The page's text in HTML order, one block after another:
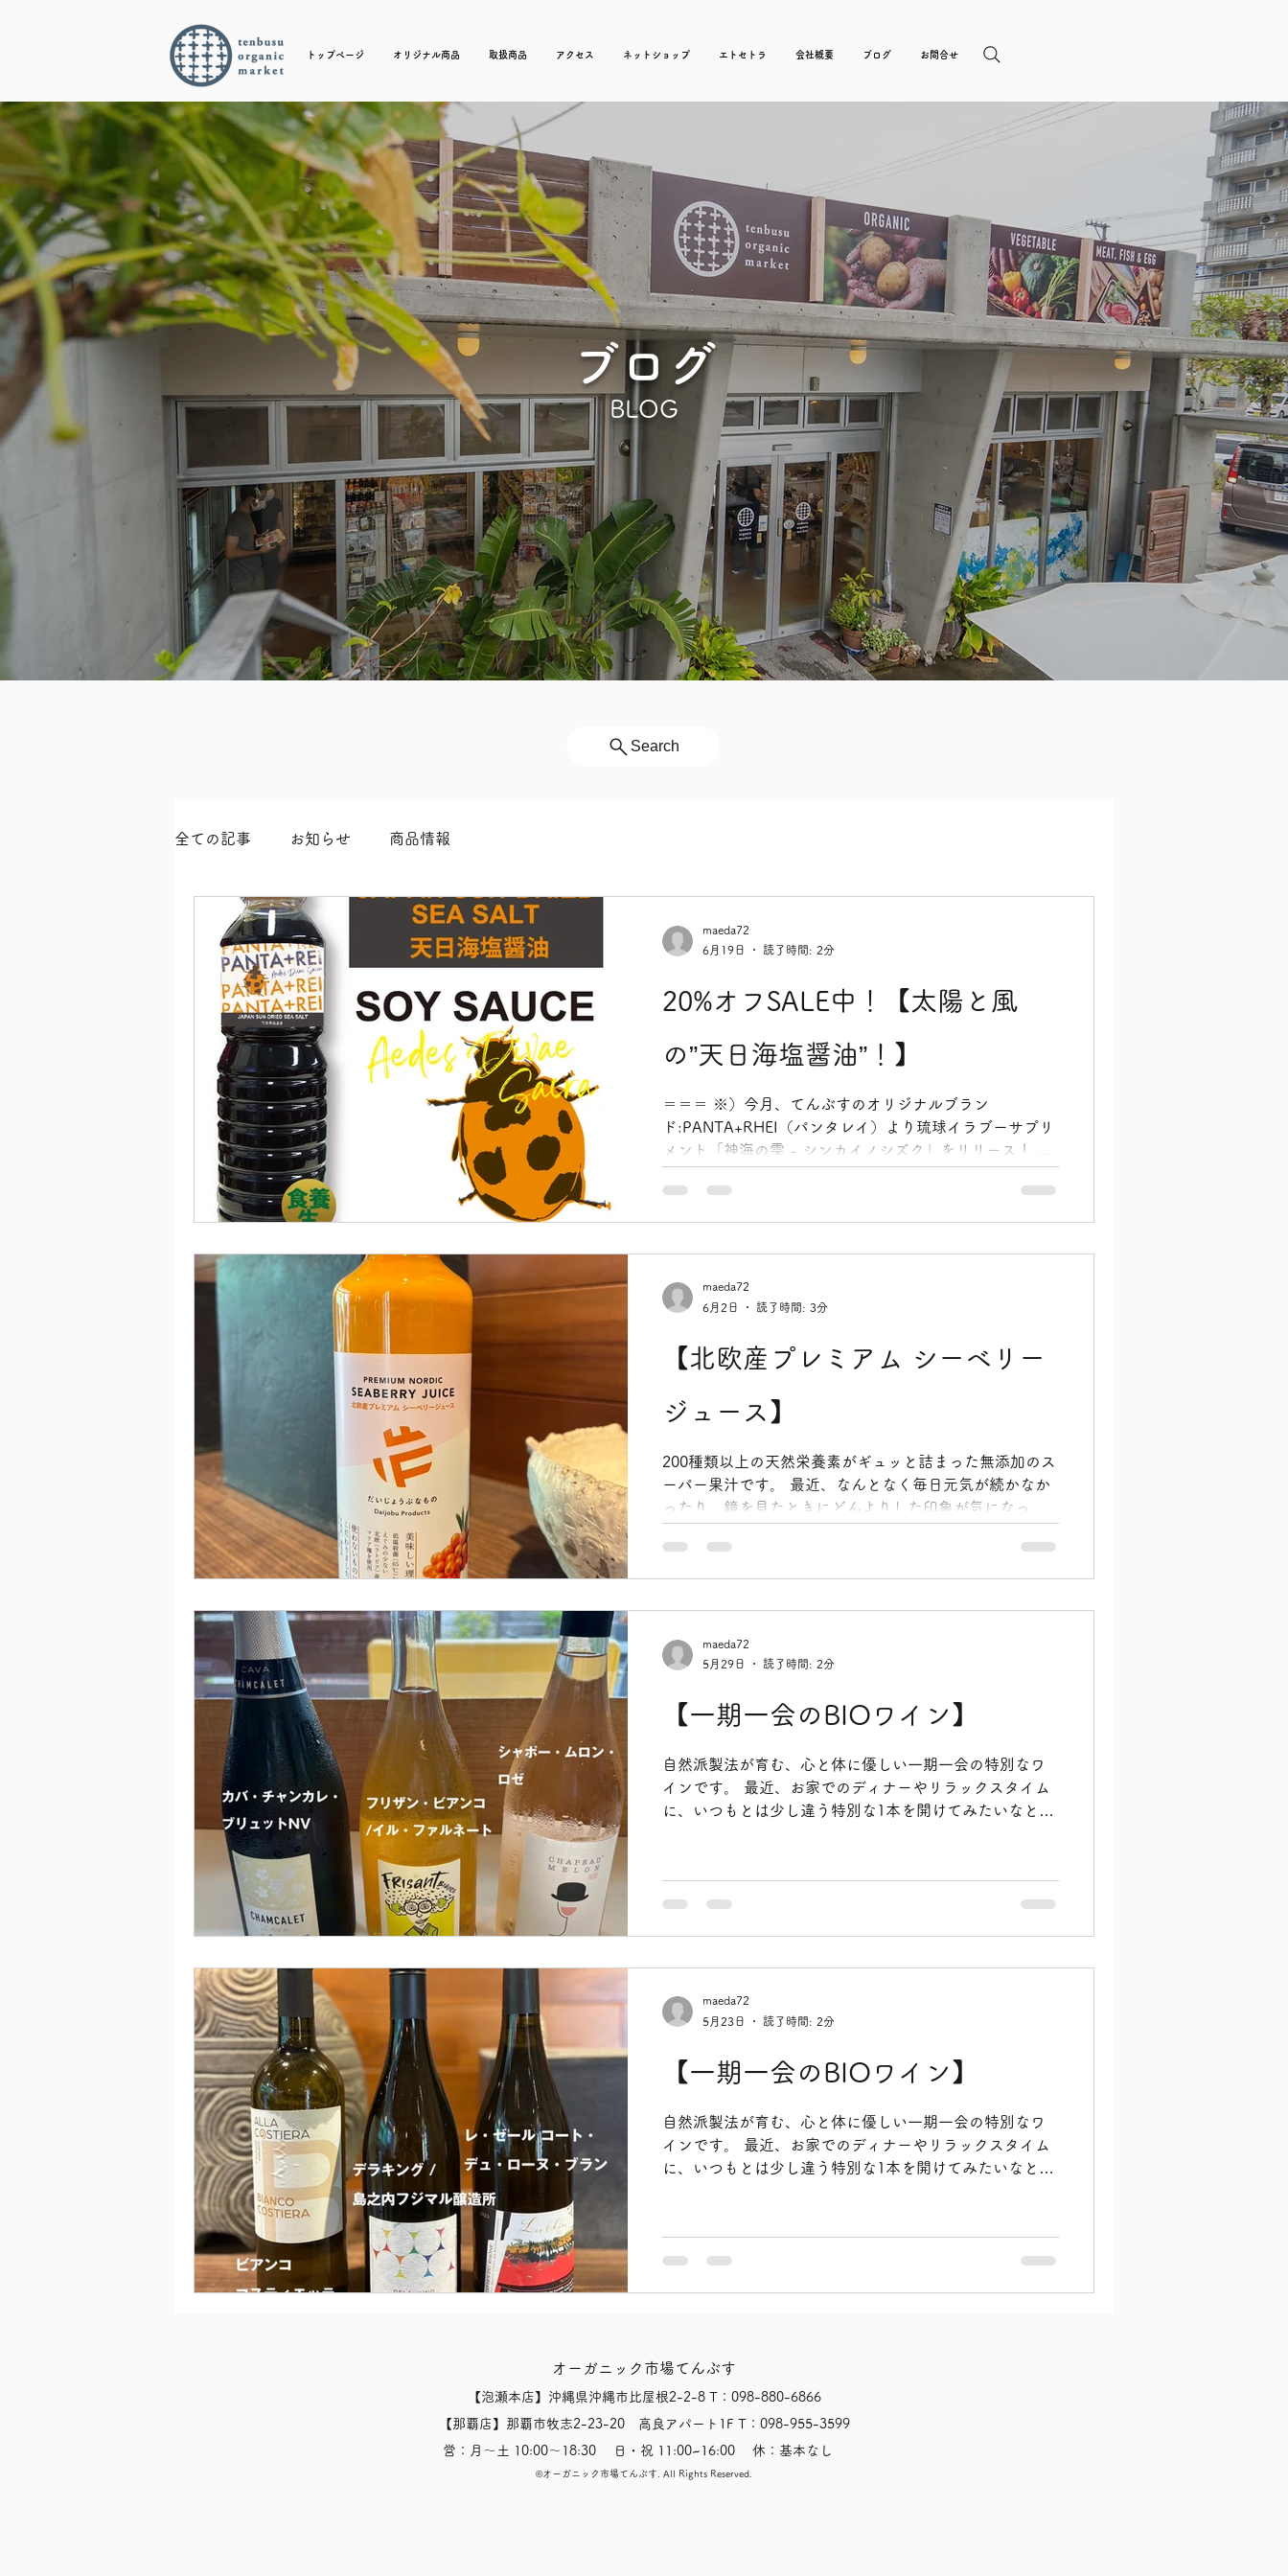
トップページ オリジナル商品 取扱商品 アクセス ネットショップ エトセトラ 会社概要 ブログ お問合せ
​ブログ
BLOG
Search
全ての記事 お知らせ 商品情報
20%オフSALE中！【太陽と風
の”天日海塩醤油”！】
＝＝＝ ※）今月、てんぶすのオリジナルブラン
ド:PANTA+RHEI（パンタレイ）より琉球イラブーサプリ
メント「神海の雫 - シンカイノシズク」をリリース！ そ
で、PANTA+RHEI全アイテムを20％オフで提供しており
ます！！！ ＝＝＝ 太陽と風、そして海の恵みだけで生ま
りすることはありませんか。 毎日使うお醤油だからこ
そ、ただ塩辛いだけではなく、素材の味をそっと引き立
な思いを込めてお届けしたいのが、私たちのオリジナル
しい海水をくみ上げ、火を一切使わずに太陽と風の力だ
けでじっくりと乾燥させた、とても貴重な天日塩を贅沢
いるからでしょうか。 一口なめてみると、驚くほどまろ
やかで、深い旨みと優しさが口いっぱいに広がります。
maeda72
6月19日
読了時間: 2分
【北欧産プレミアム シーベリー
ジュース】
200種類以上の天然栄養素がギュッと詰まった無添加のス
ーパー果汁です。 最近、なんとなく毎日元気が続かなか
ったり、鏡を見たときにどんよりした印象が気になった
ろなサプリメントを試してみたいけれど、できることな
ら自然の力だけで毎日のキレイと元気を丸ごとサポート
す。 マイナス40度にもなる極寒の過酷な環境でたくまし
く育った、オーガニックのシーベリーという果実を100パ
には、ビタミンやアミノ酸、そして私たちの体にとって
素が自然のバランスのまま含まれています。 その驚くべ
き生命力の強さから、昔から大切な精気を養う果実とし
て重宝され、現代でも宇宙食として使われているほどな
maeda72
6月2日
読了時間: 3分
【一期一会のBIOワイン】
自然派製法が育む、心と体に優しい一期一会の特別なワ
インです。 最近、お家でのディナーやリラックスタイム
に、いつもとは少し違う特別な1本を開けてみたいなと感
優しくて自然なお味のものをゆっくり味わいたいですよ
ね。 そんな皆様にワクワクしながらお届けしたいのが、
に特別で貴重な入荷になりました。 大自然の力をそのま
ま活かして作られるワインだからこそ、その時その場所
でしか出会えない奥深い風味や、驚くほどスッキリとし
に出会えるかどうかは本当に分からない、まさに一期一
会の素晴らしい出会いが待っています。 直感でピーーン
縄の穏やかな夜に、大地の恵みがギュッと詰まったこの
ささやかな良いものをグラスに注いで、大切な人と特別
な時間をじんわりと楽しんでみてくださ
maeda72
5月29日
読了時間: 2分
【一期一会のBIOワイン】
自然派製法が育む、心と体に優しい一期一会の特別なワ
インです。 最近、お家でのディナーやリラックスタイム
に、いつもとは少し違う特別な1本を開けてみたいなと感
優しくて自然なお味のものをゆっくり味わいたいですよ
ね。 そんな皆様にワクワクしながらお届けしたいのが、
でしか出会えない奥深い風味や、驚くほどスッキリとし
た軽やかな後味が楽しめます。 一度逃してしまうと、次
に出会えるかどうかは本当に分からない、まさに一期一
会の素晴らしい出会いが待っています。 直感でピーーン
と来たら、それはきっと体と心が求めているサイン。 沖
maeda72
5月23日
読了時間: 2分
オーガニック市場てんぶす
【泡瀬本店】沖縄県沖縄市比屋根2-2-8 T：098-880-6866
【那覇店】那覇市牧志2-23-20 高良アパート1F T：098-955-3599
営：月〜土 10:00〜18:30 日・祝 11:00~16:00 休：基本なし
​©オーガニック市場てんぶす. All Rights Reserved.